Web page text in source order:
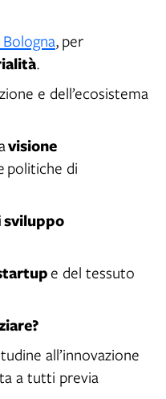
, per
.
e dell’ecosistema
visione
politiche di
sviluppo
e del tessuto
all’innovazione
a tutti previa